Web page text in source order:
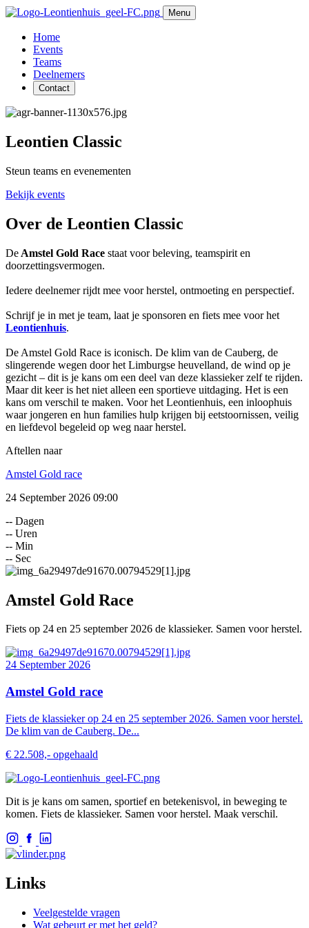
Menu
Home
Events
Teams
Deelnemers
Contact
Leontien Classic
Steun teams en evenementen
Bekijk events
Over de Leontien Classic
De Amstel Gold Race staat voor beleving, teamspirit en
doorzettingsvermogen.
Iedere deelnemer rijdt mee voor herstel, ontmoeting en perspectief.
Schrijf je in met je team, laat je sponsoren en fiets mee voor het
Leontienhuis.
De Amstel Gold Race is iconisch. De klim van de Cauberg, de
slingerende wegen door het Limburgse heuvelland, de wind op je
gezicht – dit is je kans om een deel van deze klassieker zelf te rijden.
Maar dit keer is het niet alleen een sportieve uitdaging. Het is een
kans om verschil te maken. Voor het Leontienhuis, een inloophuis
waar jongeren en hun families hulp krijgen bij eetstoornissen, veilig
en liefdevol begeleid op weg naar herstel.
Aftellen naar
Amstel Gold race
24 September 2026 09:00
-- Dagen
-- Uren
-- Min
-- Sec
Amstel Gold Race
Fiets op 24 en 25 september 2026 de klassieker. Samen voor herstel.
24 September 2026
Amstel Gold race
Fiets de klassieker op 24 en 25 september 2026. Samen voor herstel.
De klim van de Cauberg. De...
€ 22.508,- opgehaald
Dit is je kans om samen, sportief en betekenisvol, in beweging te
komen. Fiets de klassieker. Samen voor herstel. Maak verschil.
Links
Veelgestelde vragen
Wat gebeurt er met het geld?